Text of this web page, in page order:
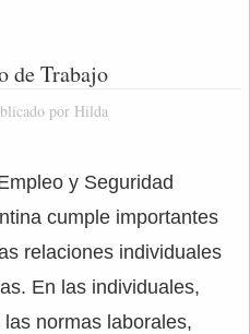
de Trabajo
por Hilda
y Seguridad
cumple importantes
relaciones individuales
En las individuales,
normas laborales,